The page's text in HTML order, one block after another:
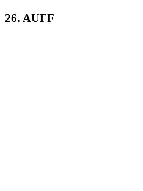
26. AUFF